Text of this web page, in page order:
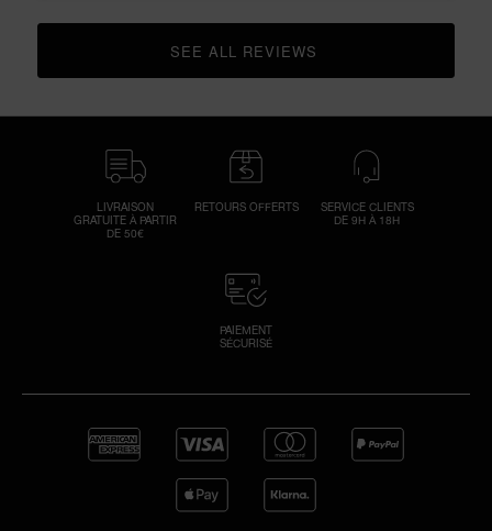
CLICK TO GO TO ALL REVIEWS
LIVRAISON
GRATUITE À PARTIR
DE 50€
RETOURS OFFERTS
SERVICE CLIENTS
DE 9H À 18H
PAIEMENT
SÉCURISÉ